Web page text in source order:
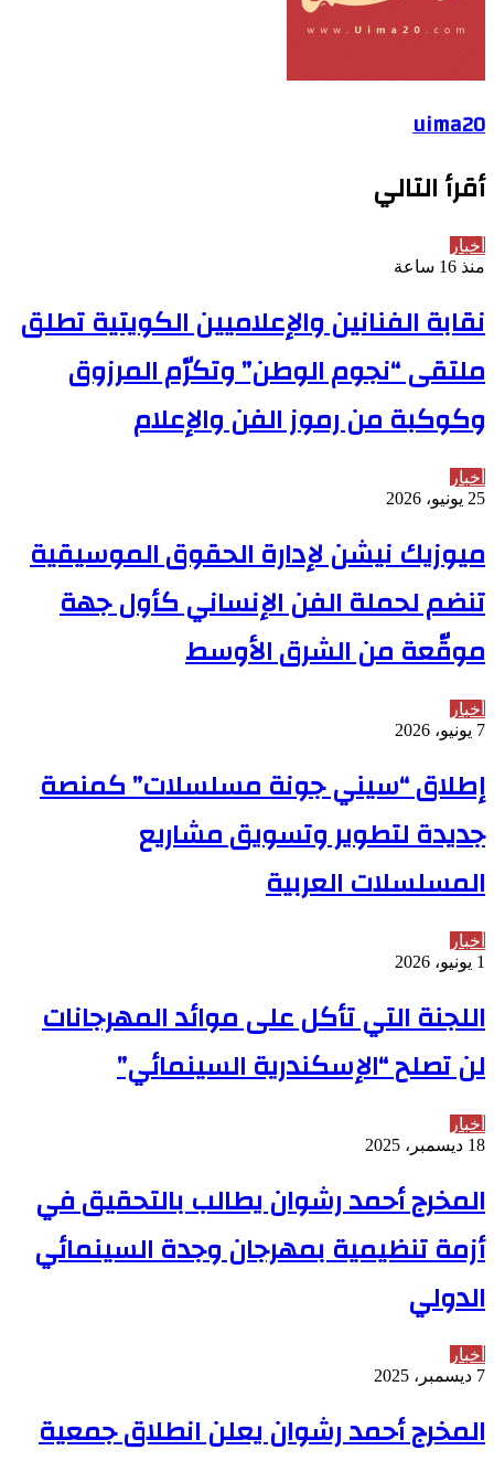
uima20
أقرأ التالي
أخبار
منذ 16 ساعة
نقابة الفنانين والإعلاميين الكويتية تطلق
ملتقى “نجوم الوطن” وتكرّم المرزوق
وكوكبة من رموز الفن والإعلام
أخبار
25 يونيو، 2026
ميوزيك نيشن لإدارة الحقوق الموسيقية
تنضم لحملة الفن الإنساني كأول جهة
موقّعة من الشرق الأوسط
أخبار
7 يونيو، 2026
إطلاق “سيني جونة مسلسلات” كمنصة
جديدة لتطوير وتسويق مشاريع
المسلسلات العربية
أخبار
1 يونيو، 2026
اللجنة التي تأكل على موائد المهرجانات
لن تصلح “الإسكندرية السينمائي”
أخبار
18 ديسمبر، 2025
المخرج أحمد رشوان يطالب بالتحقيق في
أزمة تنظيمية بمهرجان وجدة السينمائي
الدولي
أخبار
7 ديسمبر، 2025
المخرج أحمد رشوان يعلن انطلاق جمعية